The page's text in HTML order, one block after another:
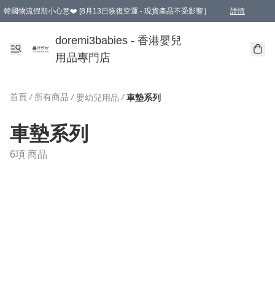
韓國物流假期小心意❤️ [8月13日恢復空運 - 現貨產品不受影響］ 詳情
新會員首張訂單滿$600即享9折優惠！(部份超優惠產品 & 品牌指定價除外)
doremi3babies - 香港嬰兒
用品專門店
首頁 / 所有商品 / 嬰幼兒用品 / 車墊系列
車墊系列
6項 商品